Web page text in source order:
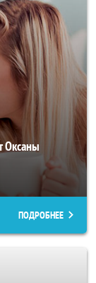
Оксаны
ПОДРОБНЕЕ